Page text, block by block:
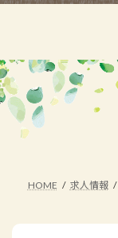
コ
ン
ツ
へ
ナ
ー
シ
ョ
HOME 求人情報